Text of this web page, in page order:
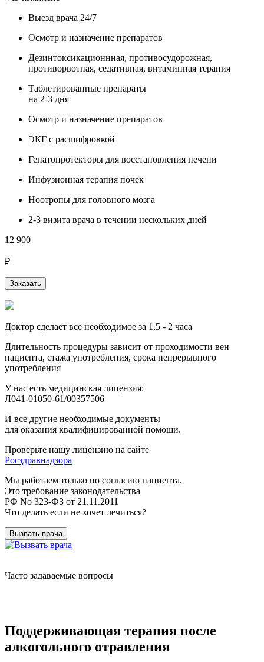
Выезд врача 24/7
Осмотр и назначение препаратов
Дезинтоксикационнная, противосудорожная,
противорвотная, седативная, витаминная терапия
Таблетированные препараты
на 2-3 дня
Осмотр и назначение препаратов
ЭКГ с расшифровкой
Гепатопротекторы для восстановления печени
Инфузионная терапия почек
Ноотропы для головного мозга
2-3 визита врача в течении нескольких дней
12 900
₽
Заказать
Доктор сделает все необходимое за 1,5 - 2 часа
Длительность процедуры зависит от проходимости вен
пациента, стажа употребления, срока непрерывного
употребления
У нас есть медицинская лицензия:
Л041-01050-61/00357506
И все другие необходимые документы
для оказания квалифицированной помощи.
Проверьте нашу лицензию на сайте
Росздравнадзора
Мы работаем только по согласию пациента.
Это требование законодательства
РФ No 323-ФЗ от 21.11.2011
Что делать если не хочет лечиться?
Вызвать врача
Часто задаваемые вопросы
Поддерживающая терапия после
алкогольного отравления